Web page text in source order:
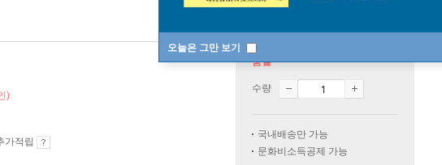
오늘은 그만 보기
)
가적립
품절
수량
국내배송만 가능
문화비소득공제 가능